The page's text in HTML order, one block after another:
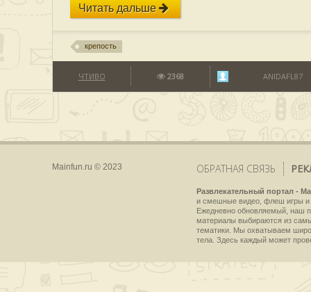
Читать дальше
крепость
ЧТИВО 2368 ANIDAFL87
Mainfun.ru © 2023 ОБРАТНАЯ СВЯЗЬ
Развлекательный портал -
и смешные видео, флеш игры и
Ежедневно обновляемый, наш
материалы выбираются из
тематики. Мы охватываем
тела. Здесь каждый может